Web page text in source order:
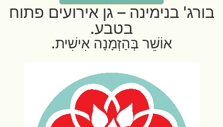
בורג' בנימינה – גן אירועים פתוח
בטבע.
אוֹשֵׁר בְּהַזְמָנָה אִישִׁית.